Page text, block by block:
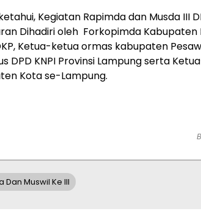
Kegiatan Rapimda dan Musda III
Dihadiri oleh Forkopimda Kabupaten
Ketua-ketua ormas kabupaten
DPD KNPI Provinsi Lampung serta
Kota se-Lampung.
Dan Muswil Ke III